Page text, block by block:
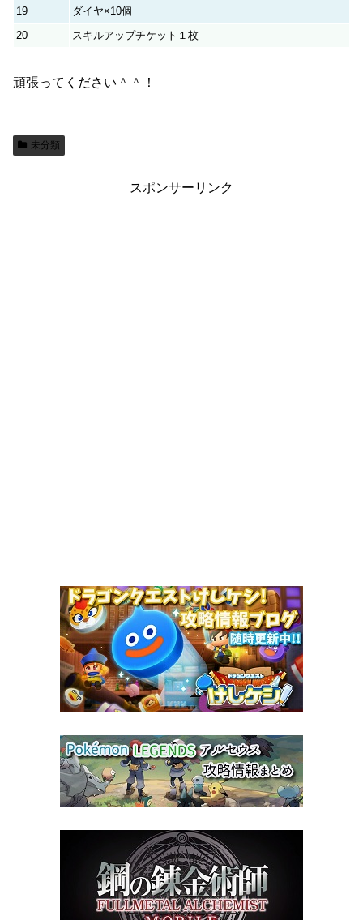
19
ダイヤ×10個
20
スキルアップチケット１枚
頑張ってください＾＾！
未分類
スポンサーリンク